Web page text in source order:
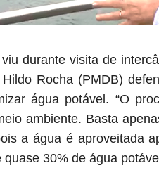
durante visita de
Rocha (PMDB)
água potável. “O
ambiente. Basta
a água é aproveitada
30% de água